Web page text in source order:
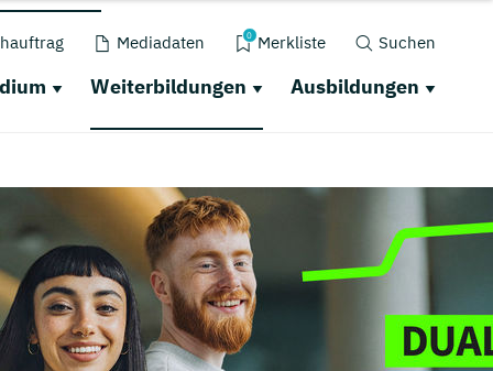
Mediadaten 0 Merkliste Suchen
Weiterbildungen Ausbildungen